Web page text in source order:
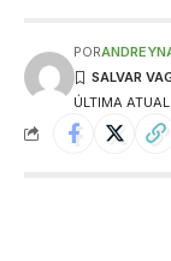
ÚLTIMA
POR